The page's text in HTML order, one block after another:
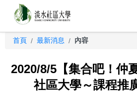
首頁 / 最新消息 / 內容
2020/8/5【集合吧！仲
社區大學～課程推